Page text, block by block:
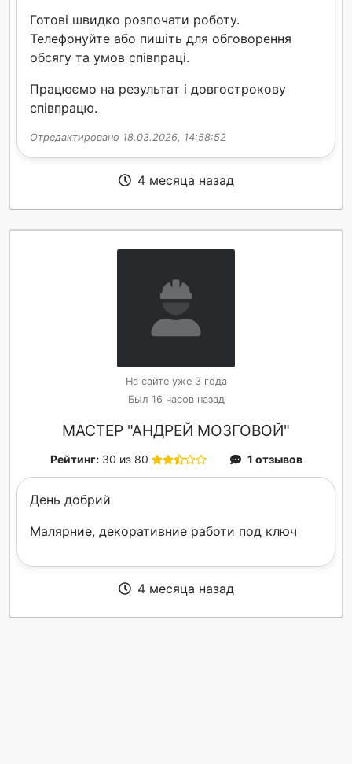
Готові швидко розпочати роботу.
Телефонуйте або пишіть для обговорення
обсягу та умов співпраці.
Працюємо на результат і довгострокову
співпрацю.
Отредактировано 18.03.2026, 14:58:52
4 месяца назад
На сайте уже 3 года
Был 16 часов назад
МАСТЕР "АНДРЕЙ МОЗГОВОЙ"
Рейтинг: 30 из 80 1 отзывов
День добрий
Малярние, декоративние работи под ключ
4 месяца назад